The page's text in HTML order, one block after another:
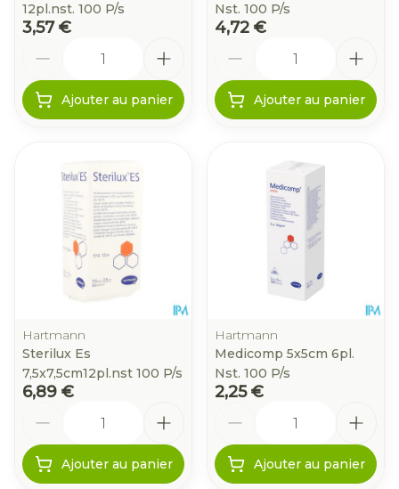
12pl.nst. 100 P/s
3,57 €
Ajouter au panier
Nst. 100 P/s
4,72 €
Ajouter au panier
Hartmann
Sterilux Es
7,5x7,5cm12pl.nst 100 P/s
6,89 €
Ajouter au panier
Hartmann
Medicomp 5x5cm 6pl.
Nst. 100 P/s
2,25 €
Ajouter au panier